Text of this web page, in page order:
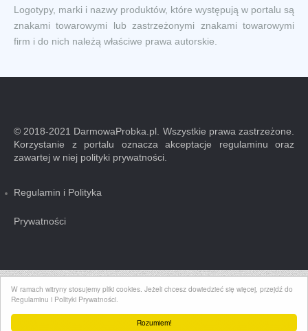
Rozumiem!
W ramach witryny stosujemy pliki cookies. Jeżeli chcesz dowiedzieć się więcej, przejdź do
Regulaminu i Polityki Prywatności.
Logotypy, marki i nazwy produktów, które występują w portalu są
znakami towarowymi lub zastrzeżonymi znakami towarowymi
firm i do nich należą właściwe prawa autorskie.
© 2018-2021 DarmowaProbka.pl. Wszystkie prawa zastrzeżone.
Korzystanie z portalu oznacza akceptacje regulaminu oraz
zawartej w niej polityki prywatności.
Regulamin i Polityka
Prywatności